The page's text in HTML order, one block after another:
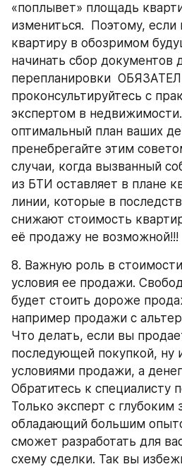
«поплывет» площадь
измениться.  Поэтому, если
квартиру в обозримом
начинать сбор документов
перепланировки
проконсультируйтесь с
экспертом в
оптимальный план ваших
пренебрегайте этим
случаи, когда вызванный
из БТИ оставляет в плане
линии, которые в
снижают стоимость
её продажу не возможной!!!
8. Важную роль в
условия ее продажи.
будет стоить дороже
например продажи с
Что делать, если вы
последующей покупкой, ну
условиями продажи, а
Обратитесь к специалисту
Только эксперт с глубоким
обладающий большим
сможет разработать для
схему сделки. Так вы